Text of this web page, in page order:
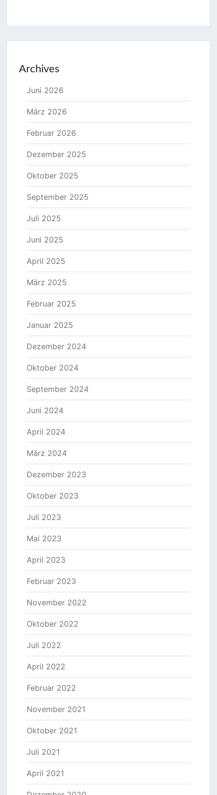
Archives
Juni 2026
März 2026
Februar 2026
Dezember 2025
Oktober 2025
September 2025
Juli 2025
Juni 2025
April 2025
März 2025
Februar 2025
Januar 2025
Dezember 2024
Oktober 2024
September 2024
Juni 2024
April 2024
März 2024
Dezember 2023
Oktober 2023
Juli 2023
Mai 2023
April 2023
Februar 2023
November 2022
Oktober 2022
Juli 2022
April 2022
Februar 2022
November 2021
Oktober 2021
Juli 2021
April 2021